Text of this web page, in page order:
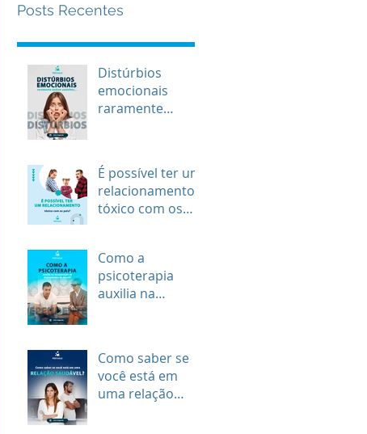
Posts Recentes
Distúrbios
emocionais
raramente
É possível ter um
relacionamento
tóxico com os
Como a
psicoterapia
auxilia na
Dia Nacional de
Comba
Como saber se
você está em
uma relação